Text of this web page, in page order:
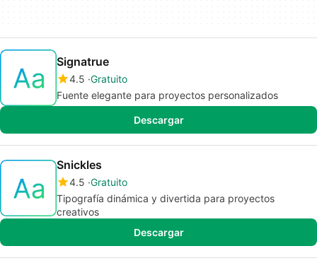
Signatrue
4.5 Gratuito
Fuente elegante para proyectos personalizados
Descargar
Snickles
4.5 Gratuito
Tipografía dinámica y divertida para proyectos
creativos
Descargar